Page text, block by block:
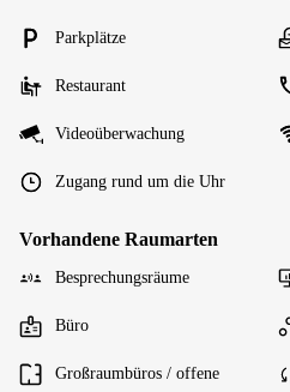
Parkplätze
Restaurant
Videoüberwachung
Zugang rund um die Uhr
Vorhandene Raumarten
Besprechungsräume
Büro
Großraumbüros / offene